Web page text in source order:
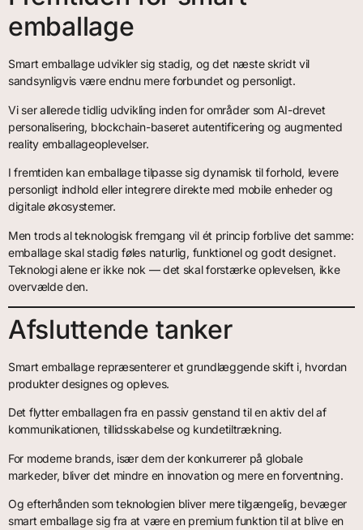
emballage
Smart emballage udvikler sig stadig, og det næste skridt vil
sandsynligvis være endnu mere forbundet og personligt.
Vi ser allerede tidlig udvikling inden for områder som AI-drevet
personalisering, blockchain-baseret autentificering og augmented
reality emballageoplevelser.
I fremtiden kan emballage tilpasse sig dynamisk til forhold, levere
personligt indhold eller integrere direkte med mobile enheder og
digitale økosystemer.
Men trods al teknologisk fremgang vil ét princip forblive det samme:
emballage skal stadig føles naturlig, funktionel og godt designet.
Teknologi alene er ikke nok — det skal forstærke oplevelsen, ikke
overvælde den.
Afsluttende tanker
Smart emballage repræsenterer et grundlæggende skift i, hvordan
produkter designes og opleves.
Det flytter emballagen fra en passiv genstand til en aktiv del af
kommunikationen, tillidsskabelse og kundetiltrækning.
For moderne brands, især dem der konkurrerer på globale
markeder, bliver det mindre en innovation og mere en forventning.
Og efterhånden som teknologien bliver mere tilgængelig, bevæger
smart emballage sig fra at være en premium funktion til at blive en